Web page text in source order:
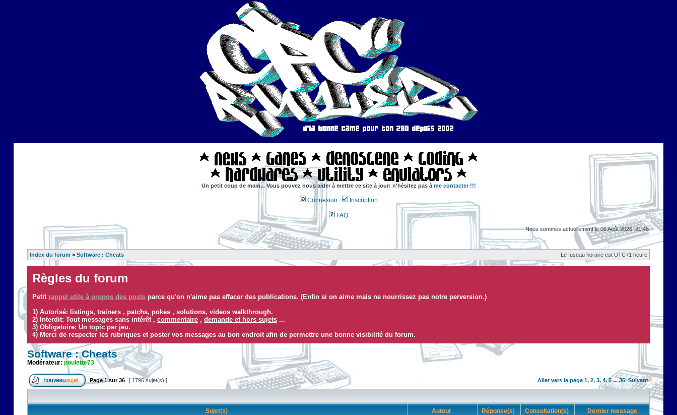
Un petit coup de main... Vous pouvez nous aider à mettre ce site à jour: n'hésitez pas à me contacter !!!
Connexion Inscription
FAQ
Nous sommes actuellement le 06 Août 2026, 21:48
Index du forum » Software : Cheats Le fuseau horaire est UTC+1 heure
Règles du forum
Petit rappel utile à propos des posts parce qu'on n'aime pas effacer des publications. (Enfin si on aime mais ne nourrissez pas notre perversion.)
1) Autorisé: listings, trainers , patchs, pokes , solutions, videos walkthrough.
2) Interdit: Tout messages sans intérêt , commentaire , demande et hors sujets ...
3) Obligatoire: Un topic par jeu.
4) Merci de respecter les rubriques et poster vos messages au bon endroit afin de permettre une bonne visibilité du forum.
Software : Cheats
Modérateur: poulette73
Page1sur36 [ 1796 sujet(s) ] Aller vers la page 1, 2, 3, 4,5...36 Suivant
Sujet(s) Auteur Réponse(s) Consultation(s) Dernier message